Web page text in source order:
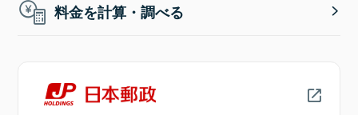
料金を計算・調べる